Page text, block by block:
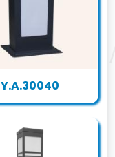
Y.A.30040